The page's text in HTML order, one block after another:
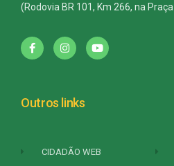
(Rodovia BR 101, Km 266, na
Outros links
CIDADÃO WEB